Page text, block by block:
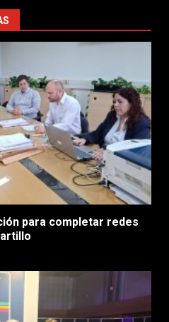
para completar redes